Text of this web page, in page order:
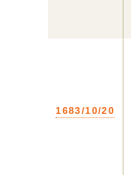
1683/10/20